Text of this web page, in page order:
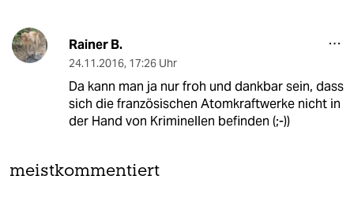
Rainer B.
24.11.2016, 17:26 Uhr
Da kann man ja nur froh und dankbar sein, dass
sich die französischen Atomkraftwerke nicht in
der Hand von Kriminellen befinden (;-))
meistkommentiert